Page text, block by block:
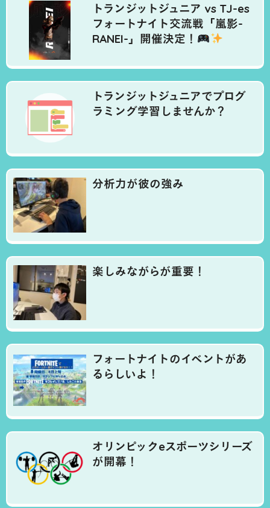
トランジットジュニア vs TJ-es
フォートナイト交流戦「嵐影-
RANEI-」開催決定！
トランジットジュニアでプログ
ラミング学習しませんか？
分析力が彼の強み
楽しみながらが重要！
フォートナイトのイベントがあ
るらしいよ！
オリンピックeスポーツシリーズ
が開幕！